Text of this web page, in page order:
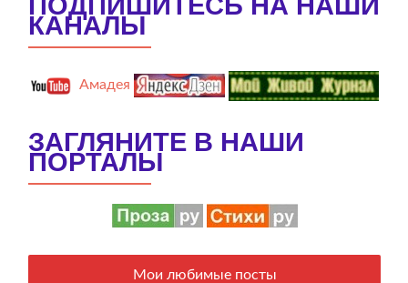
КАНАЛЫ
Амадея
ЗАГЛЯНИТЕ В НАШИ
ПОРТАЛЫ
Мои любимые посты